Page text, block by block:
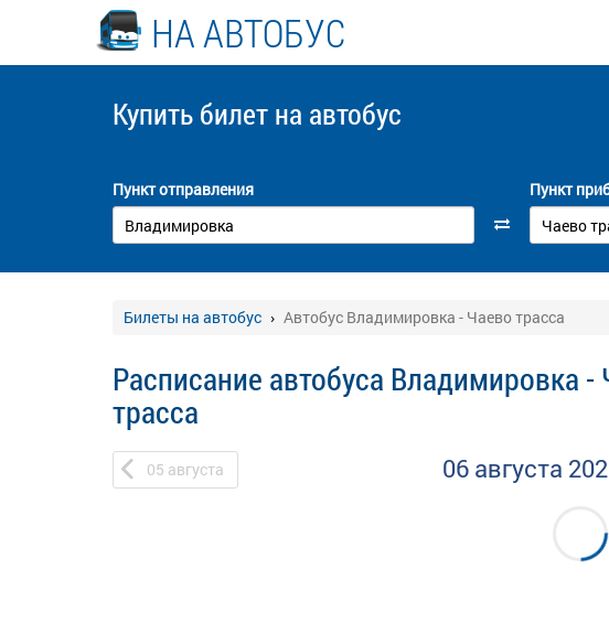
НА АВТОБУС
Купить билет на автобус
Пункт отправления Пункт
Билеты на автобус Автобус Владимировка - Чаево трасса
Расписание автобуса Владимировка -
трасса
05 августа 06 августа